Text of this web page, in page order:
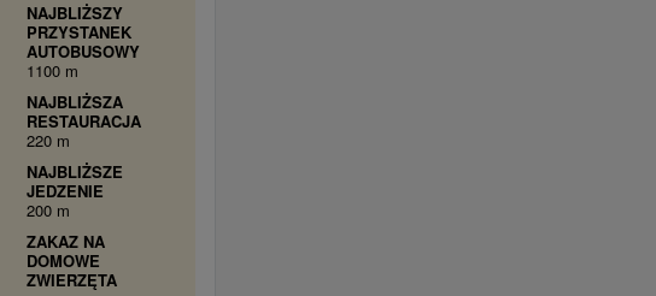
NAJBLIŻSZY
PRZYSTANEK
AUTOBUSOWY
1100 m
NAJBLIŻSZA
RESTAURACJA
220 m
NAJBLIŻSZE
JEDZENIE
200 m
ZAKAZ NA
DOMOWE
ZWIERZĘTA